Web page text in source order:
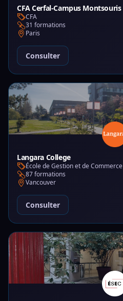
CFA Cerfal-Campus Montsouris
CFA
31 formations
Paris
Consulter
Langara College
École de Gestion et de Commerce
87 formations
Vancouver
Consulter